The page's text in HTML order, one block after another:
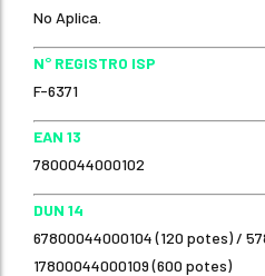
No Aplica.
N° REGISTRO ISP
F-6371
EAN 13
7800044000102
DUN 14
67800044000104 (120 potes) /
17800044000109 (600 potes)